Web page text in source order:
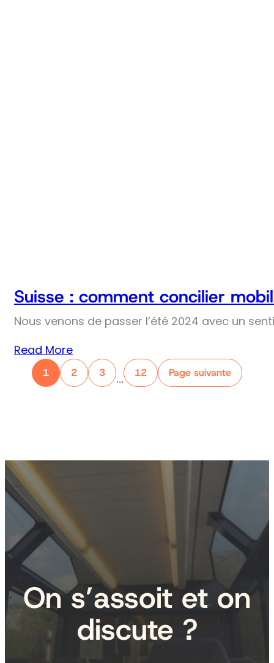
Suisse : comment concilier
Nous venons de passer l’été 2024 avec un
Read More
1 2 3
…
12 Page suivante
On s’assoit et on
discute ?